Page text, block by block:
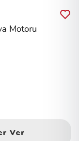
Motoru
Ver